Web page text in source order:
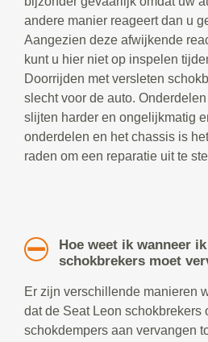
andere manier reageert dan u
Aangezien deze afwijkende
kunt u hier niet op inspelen
Doorrijden met versleten
slecht voor de auto.
slijten harder en ongelijkmatig
onderdelen en het chassis is
raden om een reparatie uit te
Hoe weet ik wanneer
schokbrekers moet
Er zijn verschillende manieren
dat de Seat Leon schokbrekers
schokdempers aan vervangen